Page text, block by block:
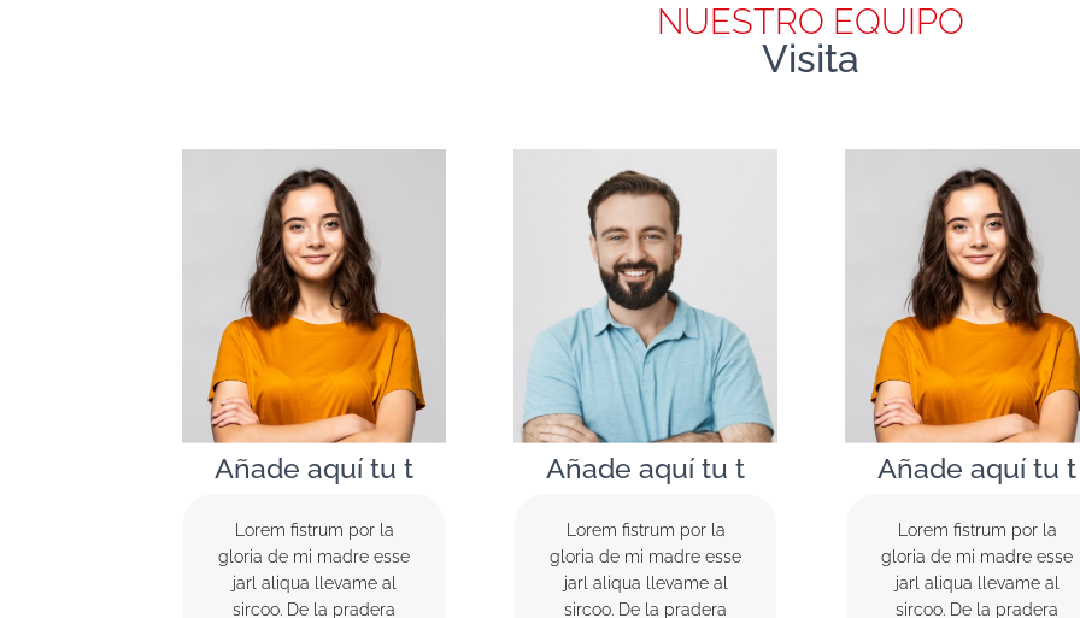
NUESTRO EQUIPO
Visita
Añade aquí tu t
Lorem fistrum por la
gloria de mi madre esse
jarl aliqua llevame al
sircoo. De la pradera
Añade aquí tu t
Lorem fistrum por la
gloria de mi madre esse
jarl aliqua llevame al
sircoo. De la pradera
Añade aquí tu t
Lorem fistrum por la
gloria de mi madre esse
jarl aliqua llevame al
sircoo. De la pradera